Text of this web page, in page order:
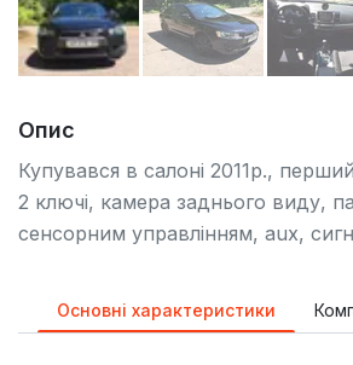
Опис
Купувався в салоні 2011р.,
2 ключі, камера заднього виду,
сенсорним управлінням, aux,
Основні характеристики